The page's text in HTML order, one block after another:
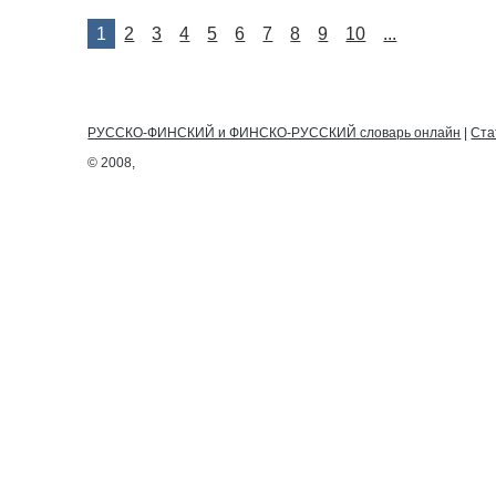
1 2 3 4 5 6 7 8 9 10 ...
РУССКО-ФИНСКИЙ и ФИНСКО-РУССКИЙ словарь онлайн |
© 2008,